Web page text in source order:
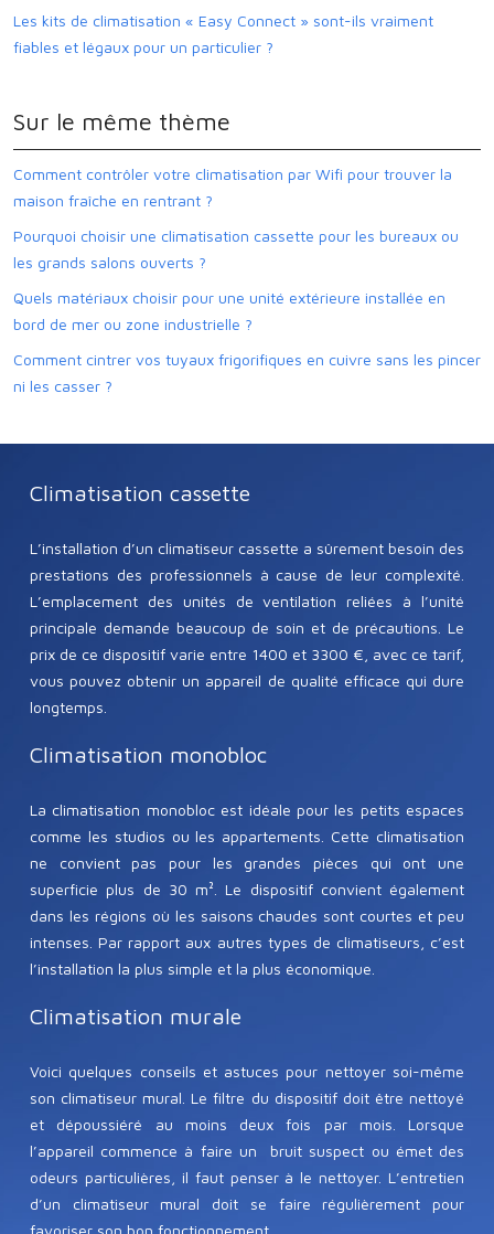
Les kits de climatisation « Easy Connect » sont-ils vraiment
fiables et légaux pour un particulier ?
Sur le même thème
Comment contrôler votre climatisation par Wifi pour trouver la
maison fraîche en rentrant ?
Pourquoi choisir une climatisation cassette pour les bureaux ou
les grands salons ouverts ?
Quels matériaux choisir pour une unité extérieure installée en
bord de mer ou zone industrielle ?
Comment cintrer vos tuyaux frigorifiques en cuivre sans les pincer
ni les casser ?
Climatisation cassette
L’installation d’un climatiseur cassette a sûrement besoin des
prestations des professionnels à cause de leur complexité.
L’emplacement des unités de ventilation reliées à l’unité
principale demande beaucoup de soin et de précautions. Le
prix de ce dispositif varie entre 1400 et 3300 €, avec ce tarif,
vous pouvez obtenir un appareil de qualité efficace qui dure
longtemps.
Climatisation monobloc
La climatisation monobloc est idéale pour les petits espaces
comme les studios ou les appartements. Cette climatisation
ne convient pas pour les grandes pièces qui ont une
superficie plus de 30 m². Le dispositif convient également
dans les régions où les saisons chaudes sont courtes et peu
intenses. Par rapport aux autres types de climatiseurs, c’est
l’installation la plus simple et la plus économique.
Climatisation murale
Voici quelques conseils et astuces pour nettoyer soi-même
son climatiseur mural. Le filtre du dispositif doit être nettoyé
et dépoussiéré au moins deux fois par mois. Lorsque
l’appareil commence à faire un bruit suspect ou émet des
odeurs particulières, il faut penser à le nettoyer. L’entretien
d’un climatiseur mural doit se faire régulièrement pour
favoriser son bon fonctionnement.